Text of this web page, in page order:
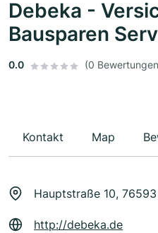
Debeka -
Bausparen
0.0 (0
Kontakt Map
Hauptstraße 10,
http://debeka.de